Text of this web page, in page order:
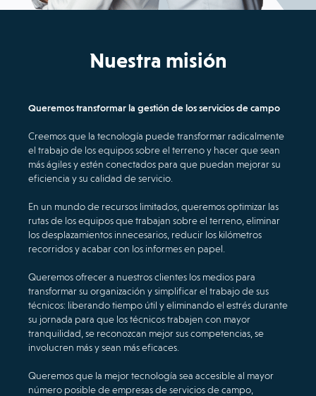
Nuestra misión
Queremos transformar la gestión de los servicios de campo
Creemos que la tecnología puede transformar radicalmente
el trabajo de los equipos sobre el terreno y hacer que sean
más ágiles y estén conectados para que puedan mejorar su
eficiencia y su calidad de servicio.
En un mundo de recursos limitados, queremos optimizar las
rutas de los equipos que trabajan sobre el terreno, eliminar
los desplazamientos innecesarios, reducir los kilómetros
recorridos y acabar con los informes en papel.
Queremos ofrecer a nuestros clientes los medios para
transformar su organización y simplificar el trabajo de sus
técnicos: liberando tiempo útil y eliminando el estrés durante
su jornada para que los técnicos trabajen con mayor
tranquilidad, se reconozcan mejor sus competencias, se
involucren más y sean más eficaces.
Queremos que la mejor tecnología sea accesible al mayor
número posible de empresas de servicios de campo,